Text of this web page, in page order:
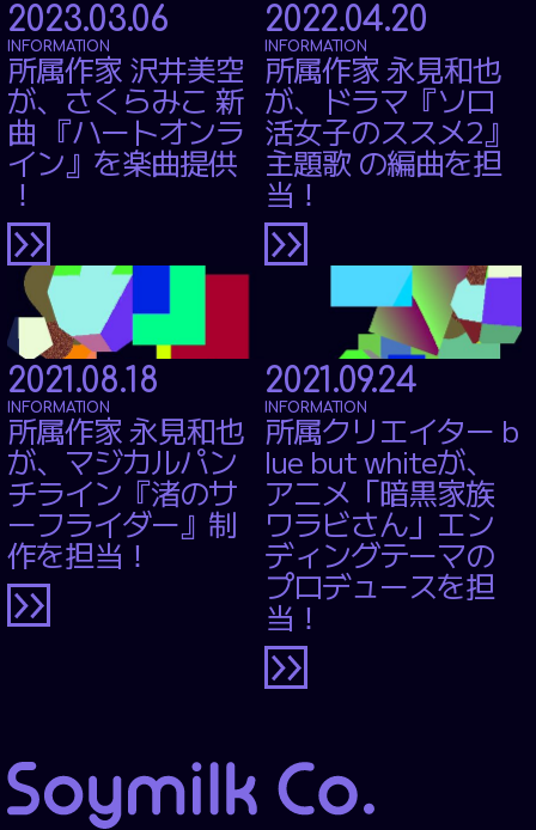
2023.03.06
INFORMATION
所属作家 沢井美空
が、さくらみこ 新
曲 『ハートオンラ
イン』を楽曲提供
！
2022.04.20
INFORMATION
所属作家 永見和也
が、ドラマ『ソロ
活女子のススメ2』
主題歌 の編曲を担
当！
2021.08.18
INFORMATION
所属作家 永見和也
が、マジカルパン
チライン『渚のサ
ーフライダー』制
作を担当！
2021.09.24
INFORMATION
所属クリエイター b
lue but whiteが、
アニメ「暗黒家族
ワラビさん」エン
ディングテーマの
プロデュースを担
当！